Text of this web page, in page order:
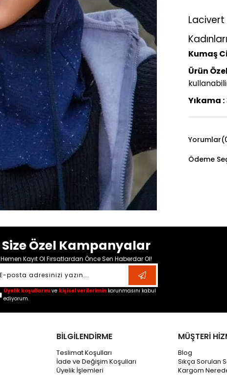
Lacivert
Kumaş
Ürün
Yıkama :
Yorumlar
Ödeme
Size Özel Kampanyalar
Hemen Kayıt Ol Fırsatlardan Önce Sen Haberdar Ol!
Üyelik koşullarını ve kişisel verilerimin korunmasını kabul
ediyorum.
BİLGİLENDİRME
Teslimat Koşulları
İade ve Değişim Koşulları
Üyelik İşlemleri
MÜŞTERİ
Blog
Sıkça Sorulan
Kargom